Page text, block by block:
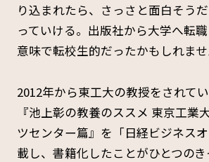
り込まれたら、さっさと面白そう
っていける。出版社から大学へ転
意味で転校生的だったかもしれませ
2012年から東工大の教授をされて
『池上彰の教養のススメ 東京工業
ツセンター篇』を「日経ビジネス
載し、書籍化したことがひとつの